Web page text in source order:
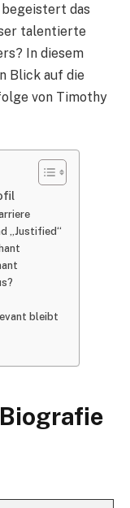
begeistert das
talentierte
In diesem
Blick auf die
von Timothy
„Justified“
bleibt